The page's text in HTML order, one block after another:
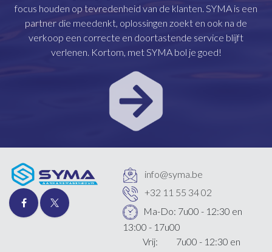
focus houden op tevredenheid van de klanten. SYMA is een
partner die meedenkt, oplossingen zoekt en ook na de
verkoop een correcte en doortastende service blijft
verlenen. Kortom, met SYMA bol je goed!
info@syma.be
+32 11 55 34 02
Ma-Do: 7u00 - 12:30 en
13:00 - 17u00
Vrij: 7u00 - 12:30 en